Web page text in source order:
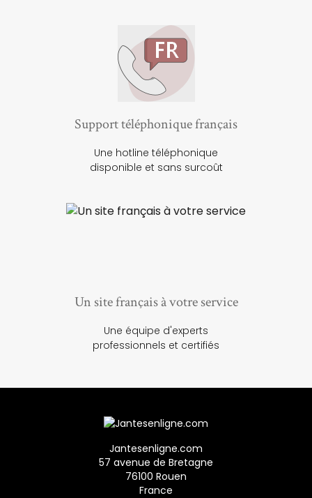
Support téléphonique français
Une hotline téléphonique
disponible et sans surcoût
Un site français à votre service
Une équipe d'experts
professionnels et certifiés
Jantesenligne.com
57 avenue de Bretagne
76100 Rouen
France